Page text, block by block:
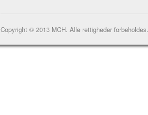
Copyright © 2013 MCH. Alle rettigheder forbeholdes.